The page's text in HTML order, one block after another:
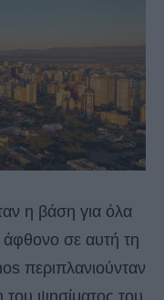
η βάση για όλα
σε αυτή τη
περιπλανιούνταν